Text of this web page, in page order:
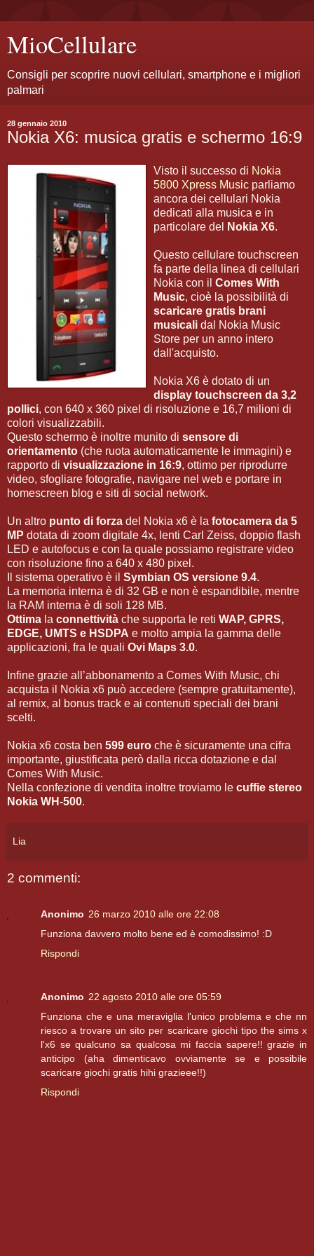
MioCellulare
Consigli per scoprire nuovi cellulari, smartphone e i migliori
palmari
28 gennaio 2010
Nokia X6: musica gratis e schermo 16:9
Visto il successo di Nokia
5800 Xpress Music parliamo
ancora dei cellulari Nokia
dedicati alla musica e in
particolare del
Nokia X6.
Questo cellulare touchscreen
fa parte della linea di cellulari
Nokia con il Comes With
Music, cioè la possibilità di
scaricare gratis brani
musicali dal Nokia Music
Store per un anno intero
dall'acquisto.
Nokia X6 è dotato di un
display touchscreen da 3,2
pollici, con 640 x 360 pixel di risoluzione e 16,7 milioni di
colori visualizzabili.
Questo schermo è inoltre munito di sensore di
orientamento (che ruota automaticamente le immagini) e
rapporto di visualizzazione in 16:9, ottimo per riprodurre
video, sfogliare fotografie, navigare nel web e portare in
homescreen blog e siti di social network.
Un altro punto di forza del Nokia x6 è la fotocamera da 5
MP dotata di zoom digitale 4x, lenti Carl Zeiss, doppio flash
LED e autofocus e con la quale possiamo registrare video
con risoluzione fino a 640 x 480 pixel.
Il sistema operativo è il Symbian OS versione 9.4.
La memoria interna è di 32 GB e non è espandibile, mentre
la RAM interna è di soli 128 MB.
Ottima la connettività che supporta le reti WAP, GPRS,
EDGE, UMTS e HSDPA e molto ampia la gamma delle
applicazioni, fra le quali Ovi Maps 3.0.
Infine grazie all’abbonamento a Comes With Music, chi
acquista il Nokia x6 può accedere (sempre gratuitamente),
al remix, al bonus track e ai contenuti speciali dei brani
scelti.
Nokia x6 costa ben 599 euro che è sicuramente una cifra
importante, giustificata però dalla ricca dotazione e dal
Comes With Music.
Nella confezione di vendita inoltre troviamo le cuffie stereo
Nokia WH-500.
Lia
2 commenti:
Anonimo 26 marzo 2010 alle ore 22:08
Funziona davvero molto bene ed è comodissimo! :D
Rispondi
Anonimo 22 agosto 2010 alle ore 05:59
Funziona che e una meraviglia l'unico problema e che nn
riesco a trovare un sito per scaricare giochi tipo the sims x
l'x6 se qualcuno sa qualcosa mi faccia sapere!! grazie in
anticipo (aha dimenticavo ovviamente se e possibile
scaricare giochi gratis hihi grazieee!!)
Rispondi